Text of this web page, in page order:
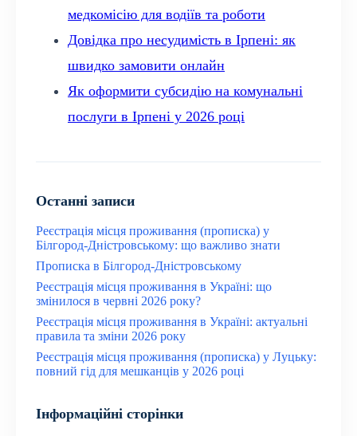
медкомісію для водіїв та роботи
Довідка про несудимість в Ірпені: як
швидко замовити онлайн
Як оформити субсидію на комунальні
послуги в Ірпені у 2026 році
Останні записи
Реєстрація місця проживання (прописка) у
Білгород-Дністровському: що важливо знати
Прописка в Білгород-Дністровському
Реєстрація місця проживання в Україні: що
змінилося в червні 2026 року?
Реєстрація місця проживання в Україні: актуальні
правила та зміни 2026 року
Реєстрація місця проживання (прописка) у Луцьку:
повний гід для мешканців у 2026 році
Інформаційні сторінки